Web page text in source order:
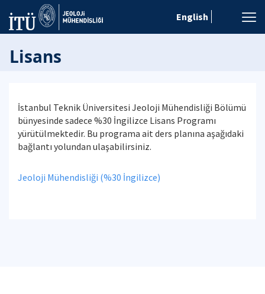
English
Lisans
İstanbul Teknik Üniversitesi Jeoloji Mühendisliği Bölümü
bünyesinde sadece %30 İngilizce Lisans Programı
yürütülmektedir. Bu programa ait ders planına aşağıdaki
bağlantı yolundan ulaşabilirsiniz.
Jeoloji Mühendisliği (%30 İngilizce)